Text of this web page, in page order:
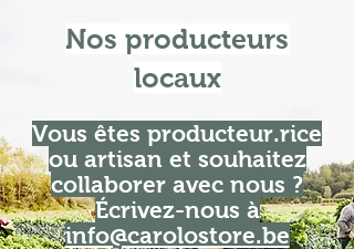
Nos producteurs
locaux
Vous êtes producteur.rice
ou artisan et souhaitez
collaborer avec nous ?
Écrivez-nous à
info@carolostore.be